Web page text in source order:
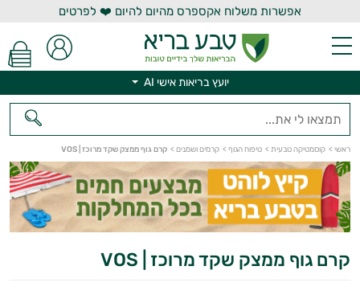
אפשרות משלוח אקספרס מהיום להיום ❤️ לפרטים
יועץ בריאות אישי AI
ראשי > קוסמטיקה טבעית > טיפוח הגוף > קרמים ושמנים > קרם גוף ממצק שקד מרוכז | VOS
קרם גוף ממצק שקד מרוכז | VOS
יועץ בריאות אישי AI